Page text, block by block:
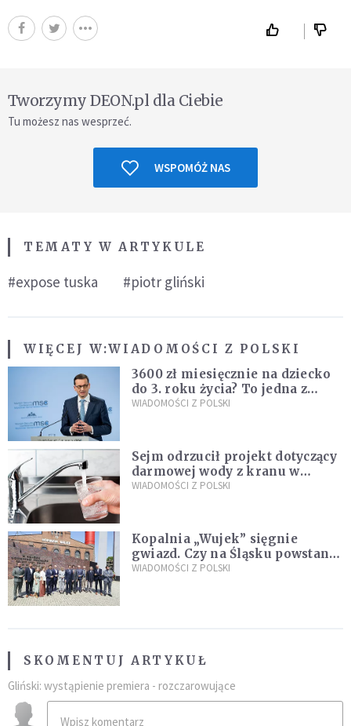
Tworzymy DEON.pl dla Ciebie
Tu możesz nas wesprzeć.
WSPOMÓŻ NAS
TEMATY W ARTYKULE
#expose tuska #piotr gliński
WIĘCEJ W:WIADOMOŚCI Z POLSKI
3600 zł miesięcznie na dziecko
do 3. roku życia? To jedna z
propozycji programu "Rozwój
WIADOMOŚCI Z POLSKI
Sejm odrzucił projekt dotyczący
darmowej wody z kranu w
restauracjach
WIADOMOŚCI Z POLSKI
Kopalnia „Wujek” sięgnie
gwiazd. Czy na Śląsku powstanie
„Dolina Krzemowa”?
WIADOMOŚCI Z POLSKI
SKOMENTUJ ARTYKUŁ
Gliński: wystąpienie premiera - rozczarowujące